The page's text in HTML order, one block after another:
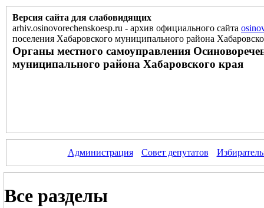
Версия сайта для слабовидящих
arhiv.osinovorechenskoesp.ru - архив официального сайта
поселения Хабаровского муниципального района
Органы местного самоуправления
муниципального района Хабаровского края
Администрация Совет депутатов
Все разделы